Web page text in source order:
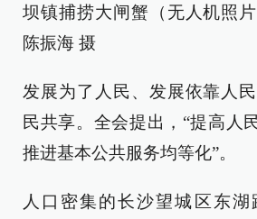
坝镇捕捞大闸蟹（无人机照
陈振海 摄
发展为了人民、发展依靠人
民共享。全会提出，“提高人
推进基本公共服务均等化”。
人口密集的长沙望城区东